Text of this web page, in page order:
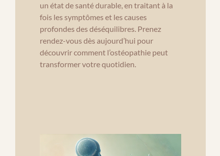
un état de santé durable, en traitant à la
fois les symptômes et les causes
profondes des déséquilibres. Prenez
rendez-vous dès aujourd’hui pour
découvrir comment l’ostéopathie peut
transformer votre quotidien.